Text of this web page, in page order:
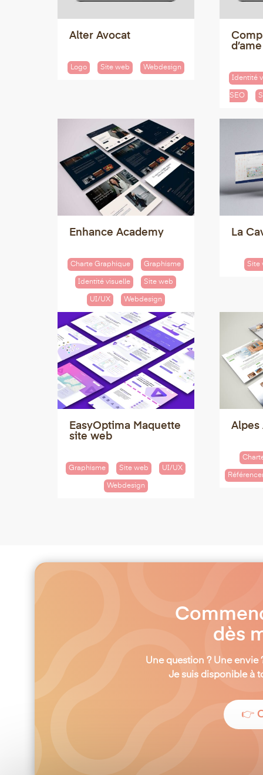
Alter Avocat
Logo Site web Webdesign
d’ame
Identité
SEO
Enhance Academy
Charte Graphique Graphisme
Identité visuelle Site web
UI/UX Webdesign
La
Site
EasyOptima Maquette
site web
Graphisme Site web UI/UX
Webdesign
Alpes
dès
Une question ? Une envie
Je suis disponible à
👉